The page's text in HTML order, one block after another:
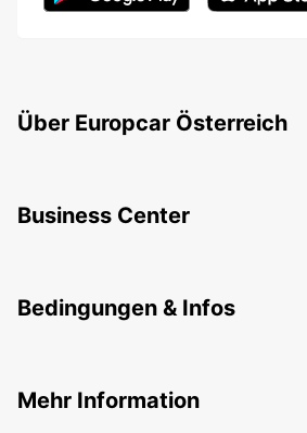
Über Europcar Österreich
Business Center
Bedingungen & Infos
Mehr Information